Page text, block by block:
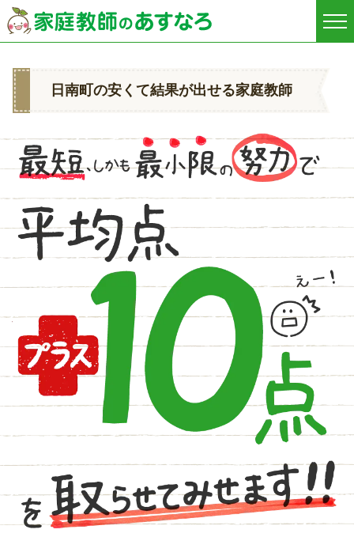
日南町の安くて結果が出せる家庭教師